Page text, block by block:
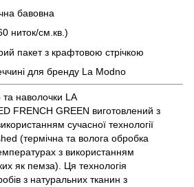
бавовна
ниток/см.кв.)
пакет з крафтовою стрічкою
для бренду La Modno
наволочки LA
FRENCH GREEN виготовлений з
сучасної технології
(термічна та волога обробка
з використанням
як пемза). Ця технологія
з натуральних тканин з